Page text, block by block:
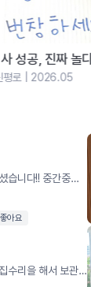
시간도 딱 맞춰오시고 깔끔하게 포장해주시고 옮겨주셨습니다!! 중간중간 체크도 해주시고 다 끝나고 청소기,물걸레질까지 해주셨어요. 주방정리도 어머님의 손길입니다. 강. 력. 추. 천
아요
부장님 동진팀장님 오순이모님 이사을 도와주셨어요 집수리을 해서 보관이사을 했는데 가구나 냉장고에 곰팡이도 안 생기구 물건파손도 없이 잘해주셨어요 더운날씨에 고생너무 많았어요